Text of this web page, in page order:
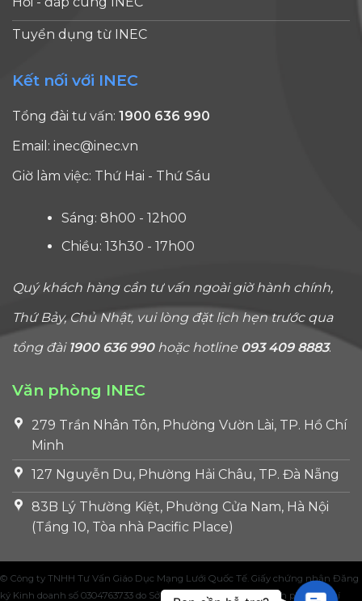
Tuyển dụng từ INEC
Kết nối với INEC
Tổng đài tư vấn: 1900 636 990
Email: inec@inec.vn
Giờ làm việc: Thứ Hai - Thứ Sáu
Sáng: 8h00 - 12h00
Chiều: 13h30 - 17h00
Quý khách hàng cần tư vấn ngoài giờ hành chính,
Thứ Bảy, Chủ Nhật, vui lòng đặt lịch hẹn trước qua
tổng đài 1900 636 990hoặc hotline 093 409 8883.
Văn phòng INEC
279 Trần Nhân Tôn, Phường Vườn Lài, TP. Hồ Chí
Minh
127 Nguyễn Du, Phường Hải Châu, TP. Đà Nẵng
83B Lý Thường Kiệt, Phường Cửa Nam, Hà Nội
(Tầng 10, Tòa nhà Pacific Place)
© Công ty TNHH Tư Vấn Giáo Dục Mạng Lưới Quốc Tế. Giấy chứng nhận Đăng
ký Kinh doanh số 0304763733 do Sở Kế hoạch và Đầu tư Thành phố Hồ Chí